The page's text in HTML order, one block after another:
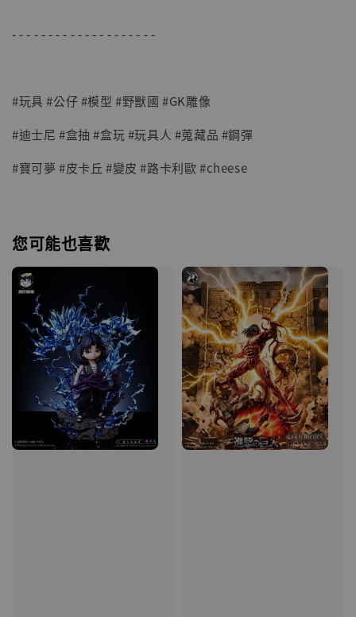
- - - - - - - - - - - - - - - - - - - -
#玩具 #公仔 #模型 #野獸國 #GK雕像
#迪士尼 #盒抽 #盒玩 #玩具人 #蒐藏品 #鋼彈
#寶可夢 #皮卡丘 #變皮 #路卡利歐 #cheese
您可能也喜歡